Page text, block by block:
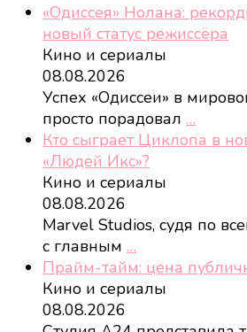
«Одиссея» Нолана:
новый статус режиссёра
Кино и сериалы
08.08.2026
Успех «Одиссеи» в
просто порадовал …
Кто сыграет Циклопа в
«Людей Икс»?
Кино и сериалы
08.08.2026
Marvel Studios, судя по
с главным …
Прайм-тайм: цена
Кино и сериалы
08.08.2026